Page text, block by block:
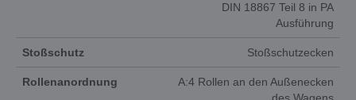
DIN 18867 Teil 8 in PA
Ausführung
Stoßschutz Stoßschutzecken
Rollenanordnung
A:4 Rollen an den Außenecken